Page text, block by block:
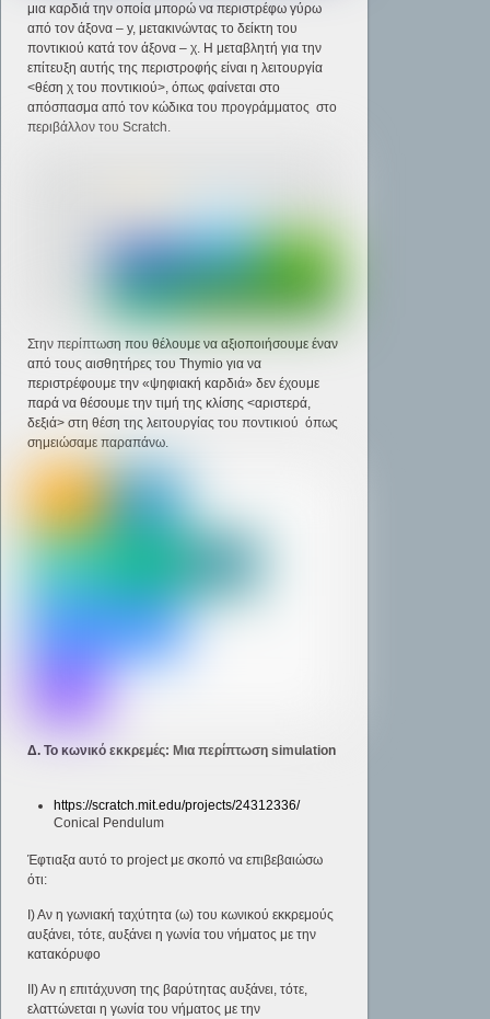
μια καρδιά την οποία μπορώ να περιστρέφω γύρω
από τον άξονα – y, μετακινώντας το δείκτη του
ποντικιού κατά τον άξονα – χ. Η μεταβλητή για την
επίτευξη αυτής της περιστροφής είναι η λειτουργία
<θέση χ του ποντικιού>, όπως φαίνεται στο
απόσπασμα από τον κώδικα του προγράμματος στο
περιβάλλον του Scratch.
Στην περίπτωση που θέλουμε να αξιοποιήσουμε έναν
από τους αισθητήρες του Thymio για να
περιστρέφουμε την «ψηφιακή καρδιά» δεν έχουμε
παρά να θέσουμε την τιμή της κλίσης <αριστερά,
δεξιά> στη θέση της λειτουργίας του ποντικιού όπως
σημειώσαμε παραπάνω.
Δ. Το κωνικό εκκρεμές: Μια περίπτωση simulation
https://scratch.mit.edu/projects/24312336/
Conical Pendulum
Έφτιαξα αυτό το project με σκοπό να επιβεβαιώσω
ότι:
Ι) Αν η γωνιακή ταχύτητα (ω) του κωνικού εκκρεμούς
αυξάνει, τότε, αυξάνει η γωνία του νήματος με την
κατακόρυφο
ΙΙ) Αν η επιτάχυνση της βαρύτητας αυξάνει, τότε,
ελαττώνεται η γωνία του νήματος με την